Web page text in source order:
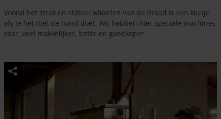
Vooral het strak en stabiel wikkelen van de draad is een klusje
als je het met de hand doet. Wij hebben hier speciale machines
voor; veel makkelijker, beter en goedkoper.